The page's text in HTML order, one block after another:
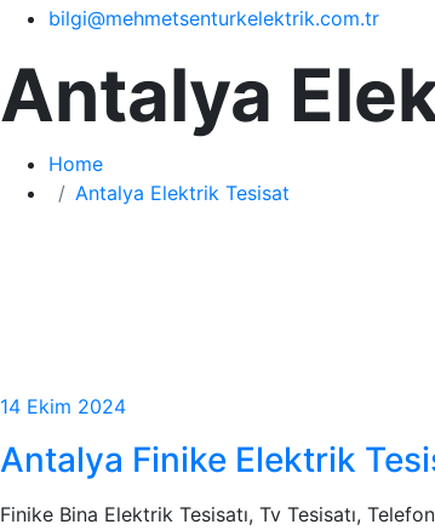
bilgi@mehmetsenturkelektrik.com.tr
Antalya
Home
Antalya Elektrik Tesisat
14 Ekim 2024
Antalya Finike Elektrik
Finike Bina Elektrik Tesisatı, Tv Tesisatı,